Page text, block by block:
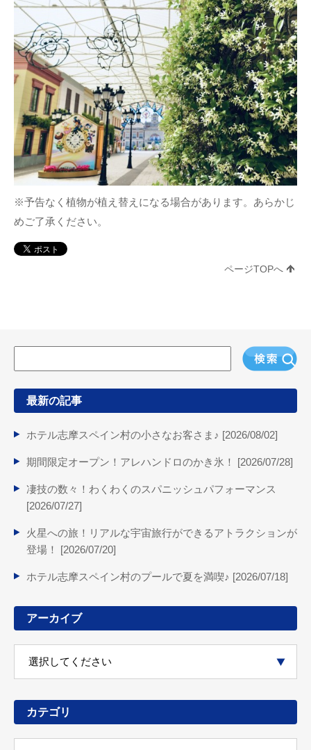
※予告なく植物が植え替えになる場合があります。あらかじ
めご了承ください。
ページTOPへ
最新の記事
ホテル志摩スペイン村の小さなお客さま♪ [2026/08/02]
期間限定オープン！アレハンドロのかき氷！ [2026/07/28]
凄技の数々！わくわくのスパニッシュパフォーマンス
[2026/07/27]
火星への旅！リアルな宇宙旅行ができるアトラクションが
登場！ [2026/07/20]
ホテル志摩スペイン村のプールで夏を満喫♪ [2026/07/18]
アーカイブ
カテゴリ